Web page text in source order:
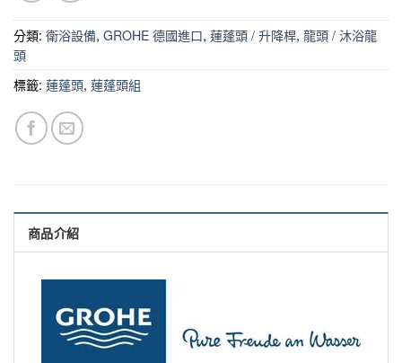
分類: 衛浴設備, GROHE 德國進口, 蓮蓬頭 / 升降桿, 龍頭 / 沐浴龍
頭
標籤: 蓮蓬頭, 蓮蓬頭組
商品介紹